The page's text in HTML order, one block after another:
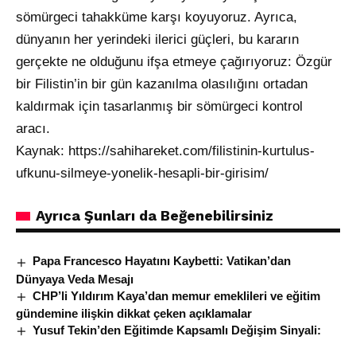
sömürgeci tahakküme karşı koyuyoruz. Ayrıca,
dünyanın her yerindeki ilerici güçleri, bu kararın
gerçekte ne olduğunu ifşa etmeye çağırıyoruz: Özgür
bir Filistin’in bir gün kazanılma olasılığını ortadan
kaldırmak için tasarlanmış bir sömürgeci kontrol
aracı.
Kaynak: https://sahihareket.com/filistinin-kurtulus-
ufkunu-silmeye-yonelik-hesapli-bir-girisim/
Ayrıca Şunları da Beğenebilirsiniz
Papa Francesco Hayatını Kaybetti: Vatikan’dan
Dünyaya Veda Mesajı
CHP’li Yıldırım Kaya’dan memur emeklileri ve eğitim
gündemine ilişkin dikkat çeken açıklamalar
Yusuf Tekin’den Eğitimde Kapsamlı Değişim Sinyali: